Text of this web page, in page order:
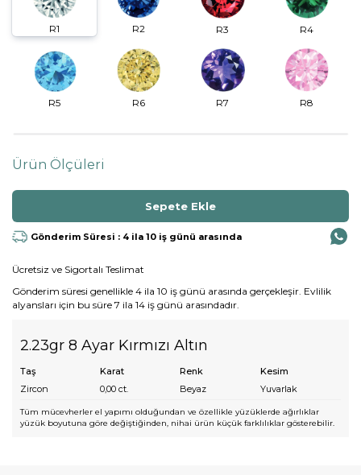
R1 R2 R3 R4
R5 R6 R7 R8
Ürün Ölçüleri
Gönderim Süresi : 4 ila 10 iş günü arasında
Ücretsiz ve Sigortalı Teslimat
Gönderim süresi genellikle 4 ila 10 iş günü arasında gerçekleşir. Evlilik
alyansları için bu süre 7 ila 14 iş günü arasındadır.
2.23gr 8 Ayar Kırmızı Altın
Taş Karat Renk
Kesim
Zircon
0,00 ct. Beyaz Yuvarlak
Tüm mücevherler el yapımı olduğundan ve özellikle yüzüklerde ağırlıklar
yüzük boyutuna göre değiştiğinden, nihai ürün küçük farklılıklar gösterebilir.